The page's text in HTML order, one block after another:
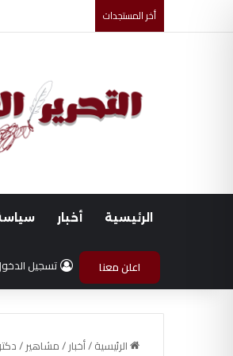
أخر المستجدات
الرئيسية أخبار
اعلن معنا تسجيل
الرئيسية/أخبار/مشاهير/